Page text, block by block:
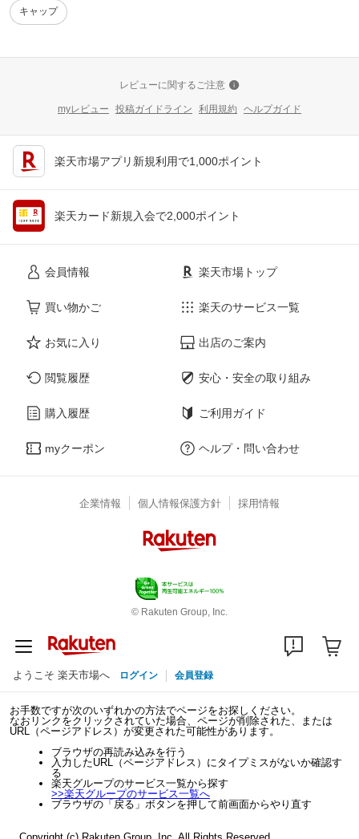
キャップ
レビューに関するご注意
myレビュー 投稿ガイドライン 利用規約 ヘルプガイド
楽天市場アプリ新規利用で1,000ポイント
楽天カード新規入会で2,000ポイント
会員情報
買い物かご
お気に入り
閲覧履歴
購入履歴
myクーポン
楽天市場トップ
楽天のサービス一覧
出店のご案内
安心・安全の取り組み
ご利用ガイド
ヘルプ・問い合わせ
企業情報 個人情報保護方針 採用情報
© Rakuten Group, Inc.
ようこそ 楽天市場へ ログイン 会員登録
お手数ですが次のいずれかの方法でページをお探しください。
なおリンクをクリックされていた場合、ページが削除された、または
URL（ページアドレス）が変更された可能性があります。
ブラウザの再読み込みを行う
入力したURL（ページアドレス）にタイプミスがないか確認す
る
楽天グループのサービス一覧から探す
>>楽天グループのサービス一覧へ
ブラウザの「戻る」ボタンを押して前画面からやり直す